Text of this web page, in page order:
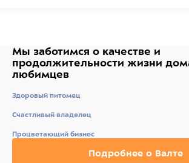
.
Мы заботимся о качестве и
продолжительности жизни
любимцев
Здоровый питомец
Счастливый владелец
Процветающий бизнес
Подробнее о Валте